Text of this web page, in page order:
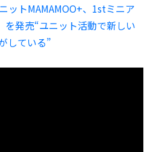
ットMAMAMOO+、1stミニア
を発売“ユニット活動で新しい
している”